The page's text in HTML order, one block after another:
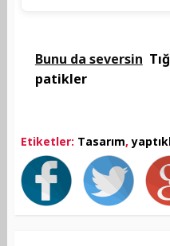
Bunu da seversin
patikler
Etiketler: Tasarım,